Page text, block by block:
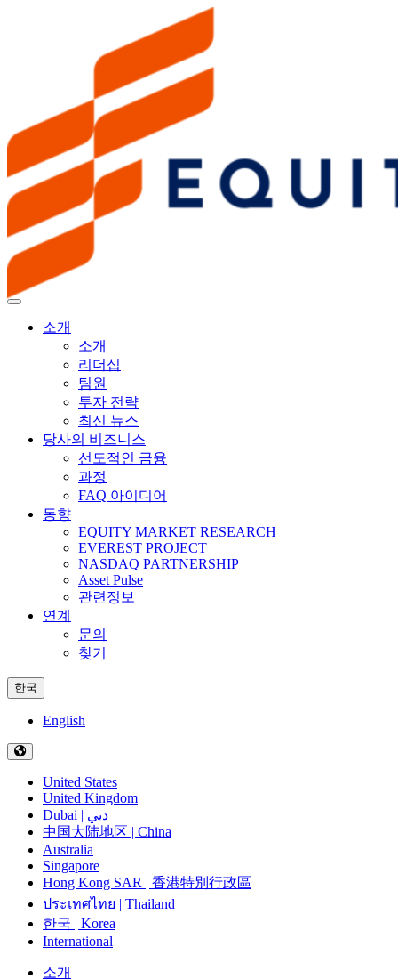
소개
소개
리더십
팀원
투자 전략
최신 뉴스
당사의 비즈니스
선도적인 금융
과정
FAQ 아이디어
동향
EQUITY MARKET RESEARCH
EVEREST PROJECT
NASDAQ PARTNERSHIP
Asset Pulse
관련정보
연계
문의
찾기
한국
English
United States
United Kingdom
Dubai | دبي
中国大陆地区 | China
Australia
Singapore
Hong Kong SAR | 香港特別行政區
ประเทศไทย | Thailand
한국 | Korea
International
소개